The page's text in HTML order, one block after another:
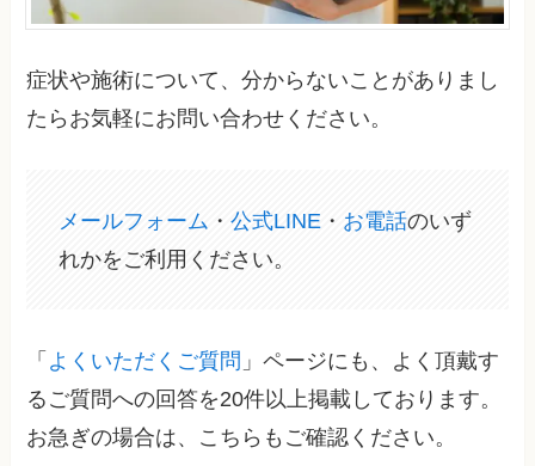
症状や施術について、分からないことがありまし
たらお気軽にお問い合わせください。
メールフォーム ・公式LINE ・ お電話のいず
れかをご利用ください。
「 よくいただくご質問 」ページにも、よく頂戴す
るご質問への回答を20件以上掲載しております。
お急ぎの場合は、こちらもご確認ください。